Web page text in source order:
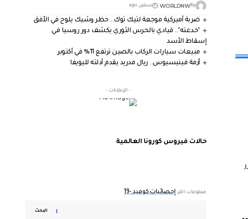
,
By
WORLDNW سنتين ago
ضربة أميركية موجعة لتيك توك.. حظر وشيك يلوح في الأفق
"خدعته".. قيادي بالحرس الثوري يكشف دور روسيا في
إسقاط الأسد
مبيعات سيارات الركاب بالصين ترتفع 11% في أكتوبر
أزمة فينيسيوس.. ريال مدريد يقدم أدلته لليويفا
- الإعلانات -
حالات فيروس كورونا العالمية
معلومات اكثر: إحصائيات كوفيد -19
البحث